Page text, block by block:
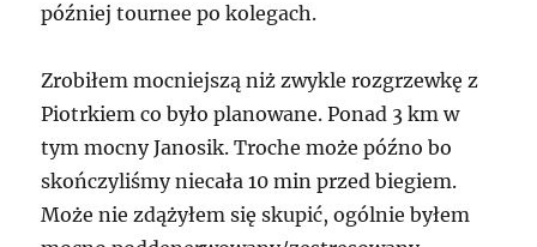
później tournee po kolegach.
Zrobiłem mocniejszą niż zwykle rozgrzewkę z
Piotrkiem co było planowane. Ponad 3 km w
tym mocny Janosik. Troche może późno bo
skończyliśmy niecała 10 min przed biegiem.
Może nie zdążyłem się skupić, ogólnie byłem